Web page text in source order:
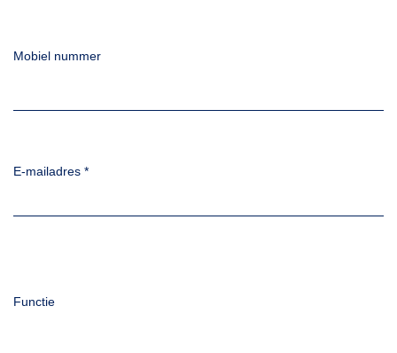
Mobiel nummer
E-mailadres *
Functie